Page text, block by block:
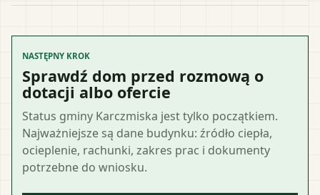
NASTĘPNY KROK
Sprawdź dom przed rozmową o
dotacji albo ofercie
Status gminy Karczmiska jest tylko początkiem.
Najważniejsze są dane budynku: źródło ciepła,
ocieplenie, rachunki, zakres prac i dokumenty
potrzebne do wniosku.